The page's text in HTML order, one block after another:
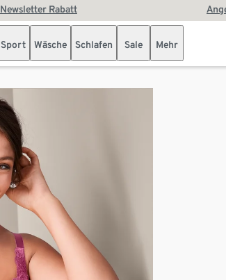
Rabatt
Sport Wäsche Schlafen Sale Mehr